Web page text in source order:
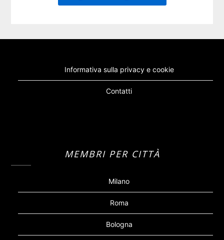
Informativa sulla privacy e cookie
Contatti
MEMBRI PER CITTÀ
Milano
Roma
Bologna